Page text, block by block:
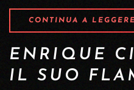
CONTINUA A LEGGERE
ENRIQUE
IL SUO